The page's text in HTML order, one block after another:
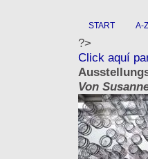
START A-
?>
Click aquí
Von